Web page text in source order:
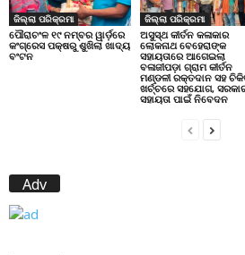
ଜିଲ୍ଲା ପରିକ୍ରମା
ପୌରାଚଂଳ ୧୯ ନମ୍ବର ୱାର୍ଡ଼ରେ
କଂଗ୍ରେସ ପକ୍ଷରୁ ଶୁଖିଲା ଖାଦ୍ୟ
ବଂଟନ
ଜିଲ୍ଲା ପରିକ୍ରମା
ଅସୁସ୍ଥ କୀର୍ତନ କଳାକାର
ଲୋକନାଥ ବେହେରାଙ୍କ
ସହାୟତାରେ ଆଗେଇଲା
ବଳାଜୀପଡ଼ା ଗ୍ରାମ କୀର୍ତନ
ମଣ୍ଡଳୀ ରକ୍ତଦାନ ସହ
ଖର୍ଚ୍ଚରେ ସହଯୋଗ,
ସହାୟତା ପାଇଁ ନିବେଦନ
Adv